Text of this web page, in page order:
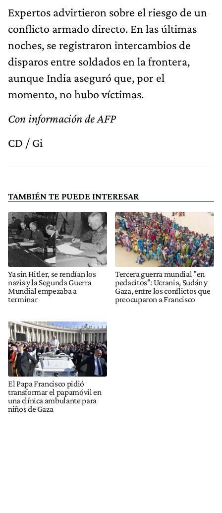
Expertos advirtieron sobre el riesgo de un
conflicto armado directo. En las últimas
noches, se registraron intercambios de
disparos entre soldados en la frontera,
aunque India aseguró que, por el
momento, no hubo víctimas.
Con información de AFP
CD / Gi
TAMBIÉN TE PUEDE INTERESAR
Ya sin Hitler, se rendían los
nazis y la Segunda Guerra
Mundial empezaba a
terminar
Tercera guerra mundial "en
pedacitos": Ucrania, Sudán y
Gaza, entre los conflictos que
preocuparon a Francisco
El Papa Francisco pidió
transformar el papamóvil en
una clínica ambulante para
niños de Gaza